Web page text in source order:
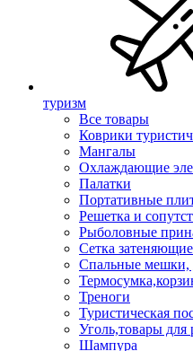
туризм
Все товары
Коврики
Мангалы
Охлаждающие
Палатки
Портативные
Решетка и
Рыболовные
Сетка
Спальные
Треноги
Туристическая
Уголь,товары для
Шампура